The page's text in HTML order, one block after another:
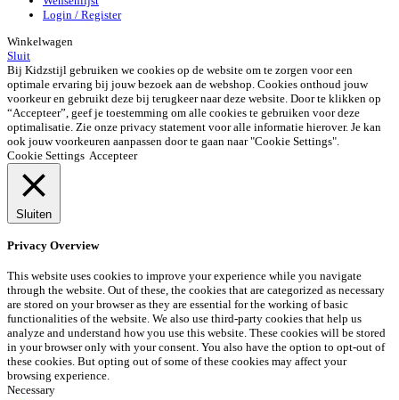
Login / Register
Winkelwagen
Sluit
Bij Kidzstijl gebruiken we cookies op de website om te zorgen voor een
optimale ervaring bij jouw bezoek aan de webshop. Cookies onthoud jouw
voorkeur en gebruikt deze bij terugkeer naar deze website. Door te klikken op
“Accepteer”, geef je toestemming om alle cookies te gebruiken voor deze
optimalisatie. Zie onze privacy statement voor alle informatie hierover. Je kan
ook jouw voorkeuren aanpassen door te gaan naar "Cookie Settings".
Cookie Settings Accepteer
Sluiten
Privacy Overview
This website uses cookies to improve your experience while you navigate
through the website. Out of these, the cookies that are categorized as necessary
are stored on your browser as they are essential for the working of basic
functionalities of the website. We also use third-party cookies that help us
analyze and understand how you use this website. These cookies will be stored
in your browser only with your consent. You also have the option to opt-out of
these cookies. But opting out of some of these cookies may affect your
browsing experience.
Necessary